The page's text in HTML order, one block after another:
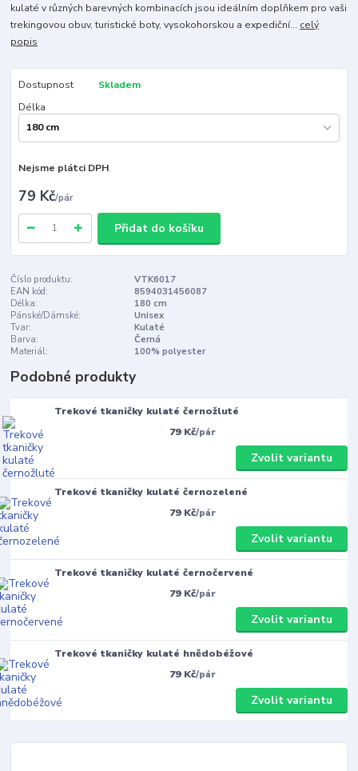
kulaté v různých barevných kombinacích jsou ideálním doplňkem pro vaši
trekingovou obuv, turistické boty, vysokohorskou a expediční... celý
popis
Dostupnost
Skladem
Délka
Nejsme plátci DPH
79 Kč/pár
Přidat do košíku
Číslo produktu:
VTK6017
EAN kód:
8594031456087
Délka:
180 cm
Pánské/Dámské:
Unisex
Tvar:
Kulaté
Barva:
Černá
Materiál:
100% polyester
Podobné produkty
Trekové tkaničky kulaté černožluté
79 Kč/pár
Zvolit variantu
Trekové tkaničky kulaté černozelené
79 Kč/pár
Zvolit variantu
Trekové tkaničky kulaté černočervené
79 Kč/pár
Zvolit variantu
Trekové tkaničky kulaté hnědobéžové
79 Kč/pár
Zvolit variantu